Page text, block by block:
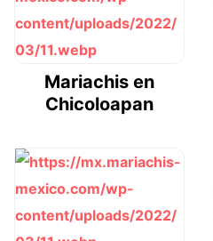
Mariachis en
Chicoloapan